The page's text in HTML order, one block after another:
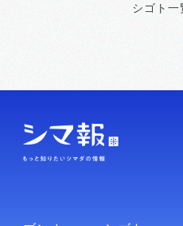
シゴト一